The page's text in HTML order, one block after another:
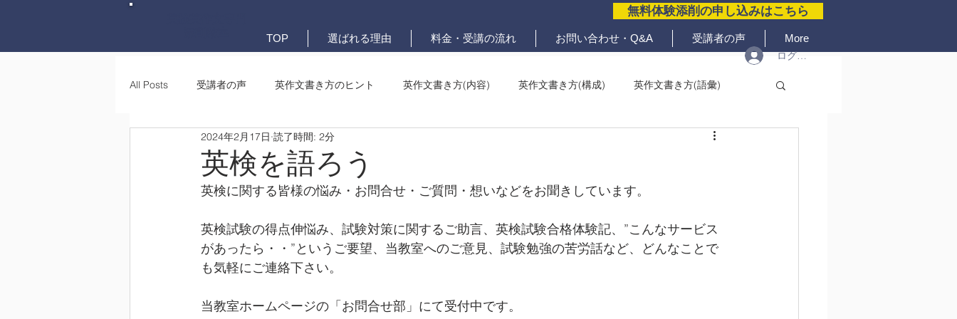
無料体験添削の申し込みはこちら
TOP 選ばれる理由 料金・受講の流れ お問い合わせ・Q&A 受講者の声 More
ログイン
All Posts 受講者の声 英作文書き方のヒント 英作文書き方(内容) 英作文書き方(構成) 英作文書き方(語彙)
英作文書き方(文法) 要約・e-メール問題
英検を語ろう
2024年2月17日 読了時間: 2分
英検に関する皆様の悩み・お問合せ・ご質問・想いなどをお聞きしています。
英検試験の得点伸悩み、試験対策に関するご助言、英検試験合格体験記、”こんなサービス
があったら・・”というご要望、当教室へのご意見、試験勉強の苦労話など、どんなことで
も気軽にご連絡下さい。
当教室ホームページの「お問合せ部」にて受付中です。